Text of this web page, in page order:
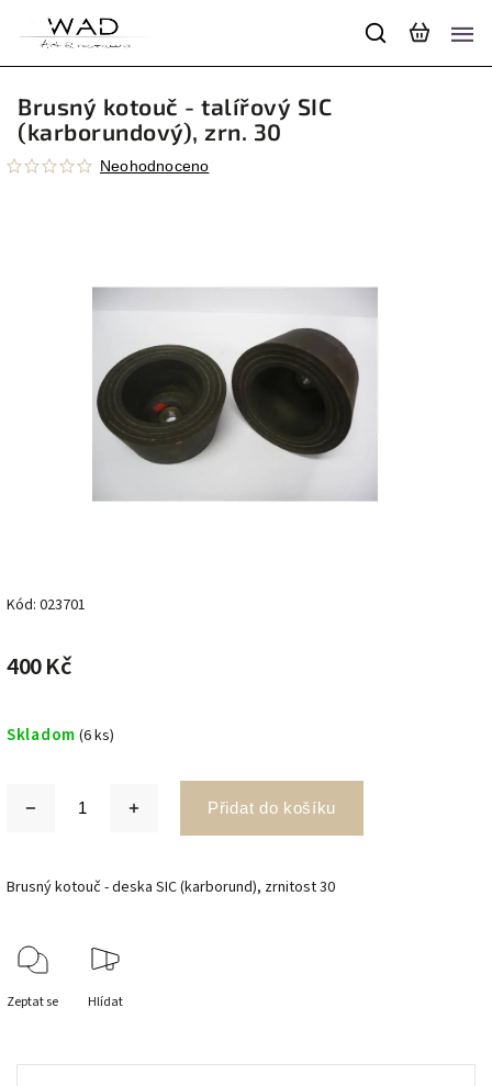
Brusný kotouč - talířový SIC
(karborundový), zrn. 30
Neohodnoceno
Kód: 023701
400 Kč
Skladom (6 ks)
Přidat do košíku
Brusný kotouč - deska SIC (karborund), zrnitost 30
Zeptat se Hlídat